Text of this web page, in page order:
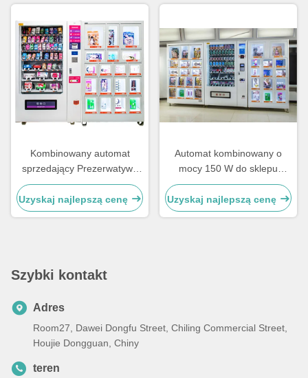
Kombinowany automat
sprzedający Prezerwatywy
Produkty erotyczne Automat
sprzedający Gniazda cewki
spiralnej
Uzyskaj najlepszą cenę
Automat kombinowany o
mocy 150 W do sklepu
erotycznego OEM ODM z
temperaturą pokojową
Uzyskaj najlepszą cenę
Szybki kontakt
Adres
Room27, Dawei Dongfu Street, Chiling Commercial Street,
Houjie Dongguan, Chiny
teren